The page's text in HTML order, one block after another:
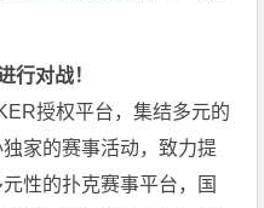
行对战！
授权平台，集结多元的
家的赛事活动，致力提
性的扑克赛事平台，国